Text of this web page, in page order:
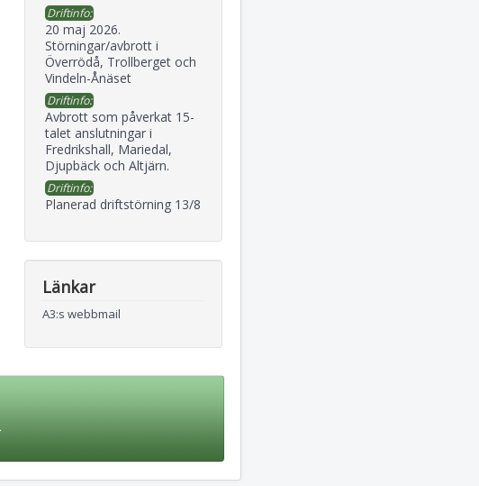
Driftinfo:
20 maj 2026.
Störningar/avbrott i
Överrödå, Trollberget och
Vindeln-Ånäset
Driftinfo:
Avbrott som påverkat 15-
talet anslutningar i
Fredrikshall, Mariedal,
Djupbäck och Altjärn.
Driftinfo:
Planerad driftstörning 13/8
Länkar
A3:s webbmail